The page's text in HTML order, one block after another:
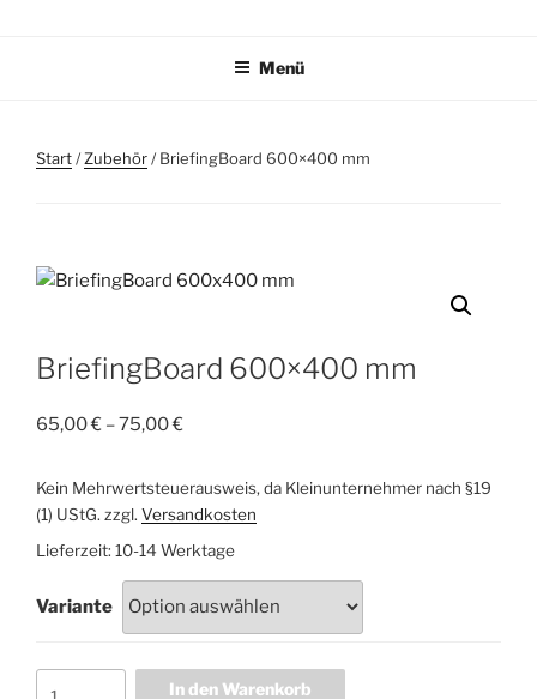
Menü
Start/Zubehör/ BriefingBoard 600×400 mm
BriefingBoard 600×400 mm
65,00€ –75,00€
Kein Mehrwertsteuerausweis, da Kleinunternehmer nach §19
(1) UStG. zzgl. Versandkosten
Lieferzeit: 10-14 Werktage
Variante
In den Warenkorb